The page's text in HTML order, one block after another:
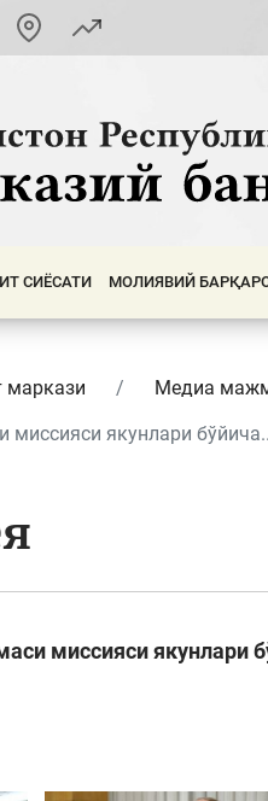
СИЁСАТИ МОЛИЯВИЙ
маркази Медиа
якунлари
миссияси якунлари